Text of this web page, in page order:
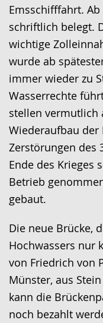
Emsschifffahrt.
schriftlich belegt.
wichtige
wurde ab
immer wieder zu
Wasserrechte
stellen vermutlich
Wiederaufbau der
Zerstörungen des
Ende des Krieges
Betrieb
gebaut.
Die neue Brücke,
Hochwassers nur
von Friedrich von
Münster, aus
kann die
noch bezahlt